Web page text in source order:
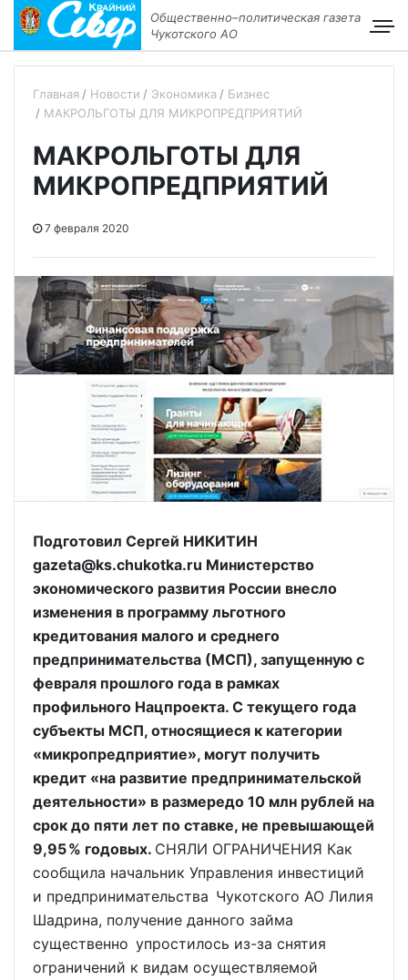
Общественно–политическая газета
Чукотского АО
Главная Новости Экономика
Бизнес
МАКРОЛЬГОТЫ ДЛЯ МИКРОПРЕДПРИЯТИЙ
МАКРОЛЬГОТЫ ДЛЯ
МИКРОПРЕДПРИЯТИЙ
7 февраля 2020
Подготовил Сергей НИКИТИН
gazeta@ks.chukotka.ru Министерство
экономического развития России внесло
изменения в программу льготного
кредитования малого и среднего
предпринимательства (МСП), запущенную с
февраля прошлого года в рамках
профильного Нацпроекта. С текущего года
субъекты МСП, относящиеся к категории
«микропредприятие», могут получить
кредит «на развитие предпринимательской
деятельности» в размередо 10 млн рублей на
срок до пяти лет по ставке, не превышающей
9,95 % годовых. СНЯЛИ ОГРАНИЧЕНИЯ Как
сообщила начальник Управления инвестиций
и предпринимательства Чукотского АО Лилия
Шадрина, получение данного займа
существенно упростилось из-за снятия
ограничений к видам осуществляемой